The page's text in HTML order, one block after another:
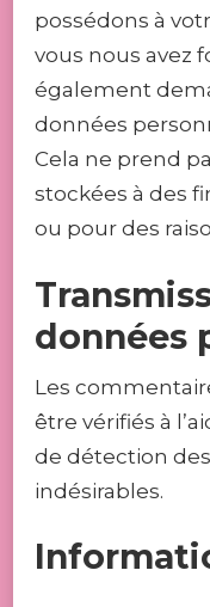
possédons à
vous nous avez
également
données
Cela ne prend
stockées à des
ou pour des
données
Les
être vérifiés à
de détection
indésirables.